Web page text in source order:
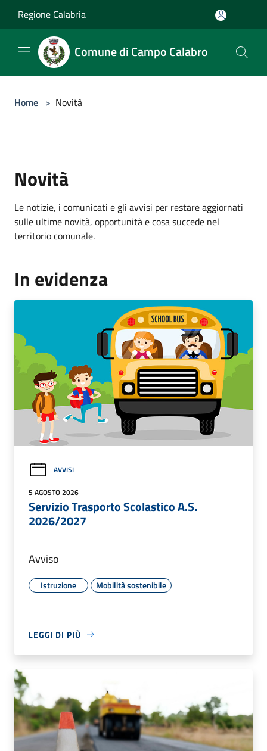
Regione Calabria
Comune di Campo Calabro
Home > Novità
Novità
Le notizie, i comunicati e gli avvisi per restare aggiornati
sulle ultime novità, opportunità e cosa succede nel
territorio comunale.
In evidenza
AVVISI
5 AGOSTO 2026
Servizio Trasporto Scolastico A.S.
2026/2027
Avviso
Istruzione Mobilità sostenibile
LEGGI DI PIÙ